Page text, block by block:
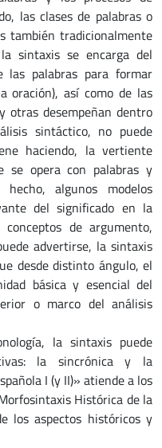
las clases de palabras o
también tradicionalmente
sintaxis se encarga del
las palabras para formar
oración), así como de las
otras desempeñan dentro
sintáctico, no puede
haciendo, la vertiente
se opera con palabras y
algunos modelos
del significado en la
de argumento,
advertirse, la sintaxis
desde distinto ángulo, el
básica y esencial del
o marco del análisis
la sintaxis puede
la sincrónica y la
I (y II)» atiende a los
Histórica de la
los aspectos históricos y